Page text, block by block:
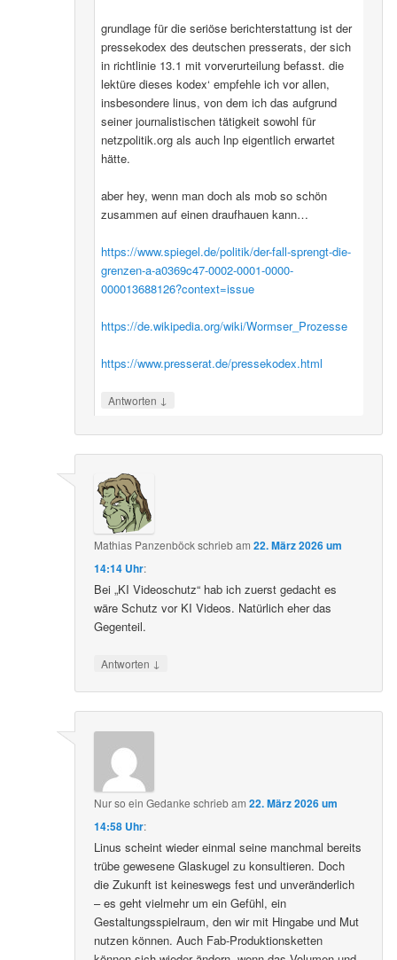
grundlage für die seriöse berichterstattung ist der
pressekodex des deutschen presserats, der sich
in richtlinie 13.1 mit vorverurteilung befasst. die
lektüre dieses kodex‘ empfehle ich vor allen,
insbesondere linus, von dem ich das aufgrund
seiner journalistischen tätigkeit sowohl für
netzpolitik.org als auch lnp eigentlich erwartet
hätte.
aber hey, wenn man doch als mob so schön
zusammen auf einen draufhauen kann…
https://www.spiegel.de/politik/der-fall-sprengt-die-
grenzen-a-a0369c47-0002-0001-0000-
000013688126?context=issue
https://de.wikipedia.org/wiki/Wormser_Prozesse
https://www.presserat.de/pressekodex.html
Antworten ↓
Mathias Panzenböckschriebam22. März 2026 um
14:14 Uhr:
Bei „KI Videoschutz“ hab ich zuerst gedacht es
wäre Schutz vor KI Videos. Natürlich eher das
Gegenteil.
Antworten ↓
Nur so ein Gedanke schriebam22. März 2026 um
14:58 Uhr:
Linus scheint wieder einmal seine manchmal bereits
trübe gewesene Glaskugel zu konsultieren. Doch
die Zukunft ist keineswegs fest und unveränderlich
– es geht vielmehr um ein Gefühl, ein
Gestaltungsspielraum, den wir mit Hingabe und Mut
nutzen können. Auch Fab-Produktionsketten